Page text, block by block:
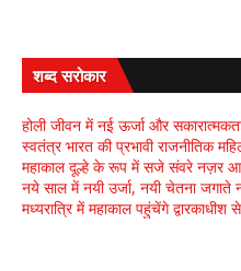
शब्द सरोकार
होली जीवन में नई ऊर्जा और
स्वतंत्र भारत की प्रभावी राजनीतिक
महाकाल दूल्हे के रूप में सजे संवरे नज़र
नये साल में नयी उर्जा, नयी चेतना
मध्यरात्रि में महाकाल पहुंचेंगे द्वारकाधीश